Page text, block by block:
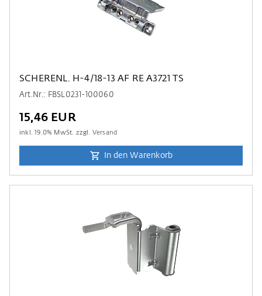
SCHERENL. H-4/18-13 AF RE A3721 TS
Art.Nr.: FBSL0231-100060
15,46 EUR
inkl.19.0% MwSt. zzgl. Versand
In den Warenkorb